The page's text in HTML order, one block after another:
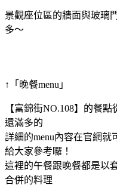
景觀座位區的牆面與玻璃
多～
↑「晚餐menu」
【富錦街NO.108】的餐
還滿多的
詳細的menu內容在官網就
給大家參考囉！
這裡的午餐跟晚餐都是以
合併的料理